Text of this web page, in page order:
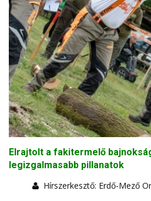
Elrajtolt a fakitermelő
legizgalmasabb pillanatok
Hírszerkesztő: Erdő-Mező